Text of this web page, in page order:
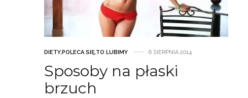
DIETY,POLECA SIĘ,TO LUBIMY 6 SIERPNIA 2014
Sposoby na płaski
brzuch